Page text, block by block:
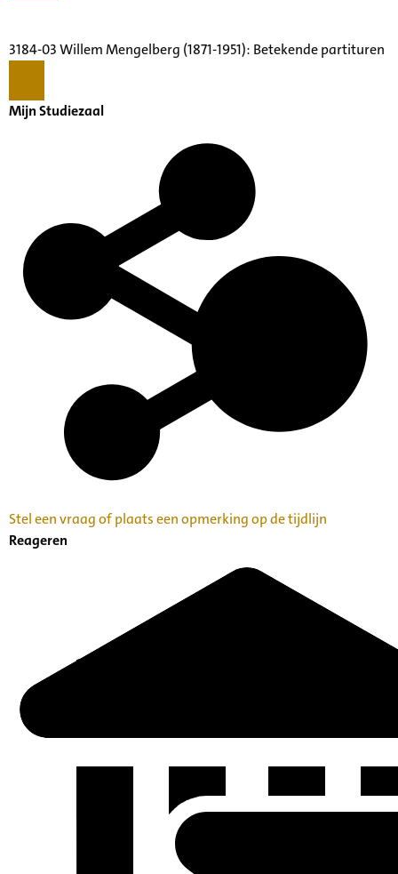
3184-03 Willem Mengelberg (1871-1951): Betekende partituren
Mijn Studiezaal
Stel een vraag of plaats een opmerking op de tijdlijn
Reageren